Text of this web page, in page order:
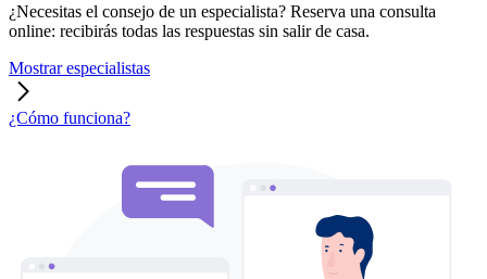
¿Necesitas el consejo de un especialista? Reserva una consulta
online: recibirás todas las respuestas sin salir de casa.
Mostrar especialistas
¿Cómo funciona?